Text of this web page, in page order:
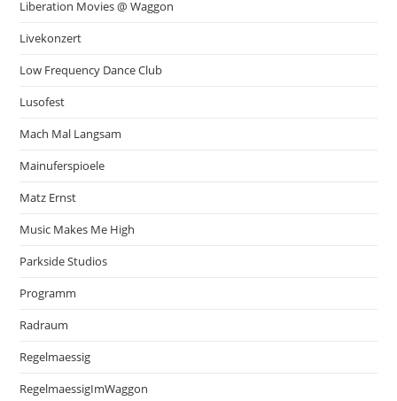
Liberation Movies @ Waggon
Livekonzert
Low Frequency Dance Club
Lusofest
Mach Mal Langsam
Mainuferspioele
Matz Ernst
Music Makes Me High
Parkside Studios
Programm
Radraum
Regelmaessig
RegelmaessigImWaggon